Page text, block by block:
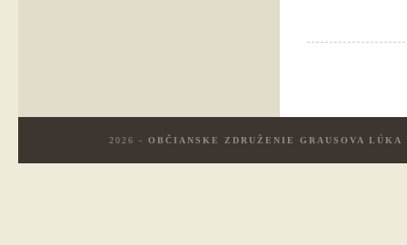
2026 - OBČIANSKE ZDRUŽENIE GRAUSOVA LÚKA